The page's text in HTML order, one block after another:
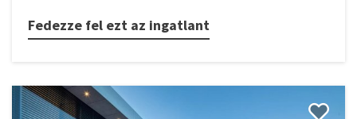
Fedezze fel ezt az ingatlant